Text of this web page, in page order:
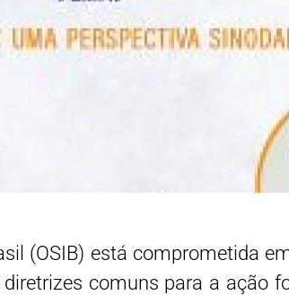
(OSIB) está comprometida
comuns para a ação